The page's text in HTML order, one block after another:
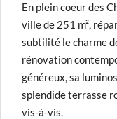
En plein coeur des
ville de 251 m²,
subtilité le charme
rénovation
généreux, sa
splendide terrasse
vis-à-vis.